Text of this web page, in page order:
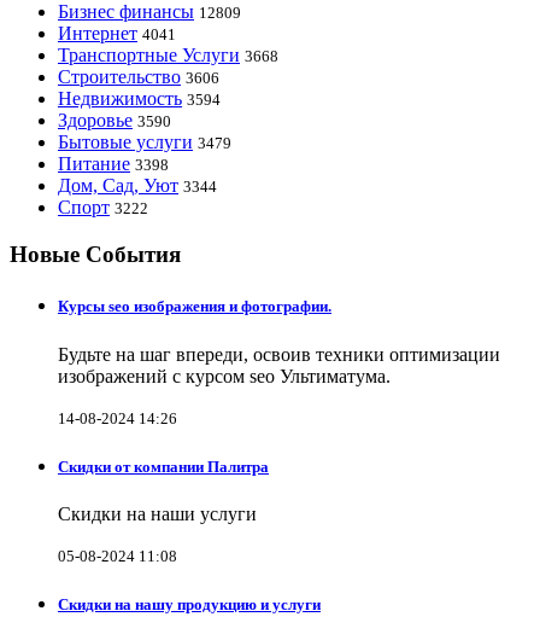
Бизнес финансы 12809
Интернет 4041
Транспортные Услуги 3668
Строительство 3606
Недвижимость 3594
Здоровье 3590
Бытовые услуги 3479
Питание 3398
Дом, Сад, Уют 3344
Спорт 3222
Новые События
Курсы seo изображения и фотографии.
Будьте на шаг впереди, освоив техники оптимизации
изображений с курсом seo Ультиматума.
14-08-2024 14:26
Скидки от компании Палитра
Скидки на наши услуги
05-08-2024 11:08
Скидки на нашу продукцию и услуги